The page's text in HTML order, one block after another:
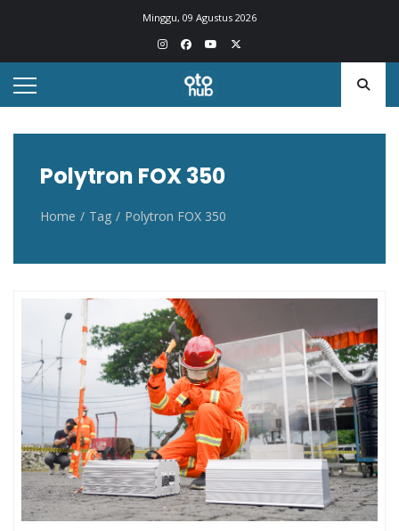
Minggu, 09 Agustus 2026
Otohub.co
Portal berita otomotif Indonesia terkini
Polytron FOX 350
Home Tag Polytron FOX 350